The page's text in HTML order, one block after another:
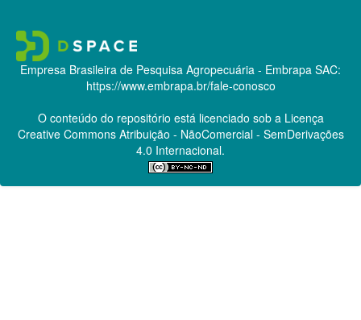
Empresa Brasileira de Pesquisa Agropecuária - Embrapa SAC:
https://www.embrapa.br/fale-conosco
O conteúdo do repositório está licenciado sob a Licença
Creative CommonsAtribuição - NãoComercial - SemDerivações
4.0 Internacional.